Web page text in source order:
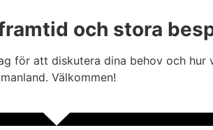
och stora
för att diskutera dina behov och
Välkommen!